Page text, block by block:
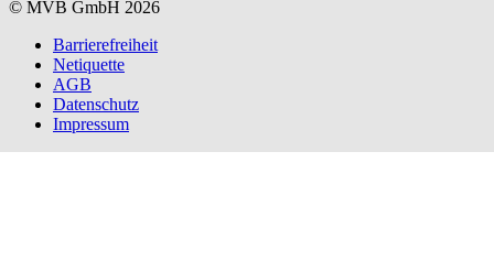
© MVB GmbH 2026
Barrierefreiheit
Netiquette
AGB
Datenschutz
Impressum